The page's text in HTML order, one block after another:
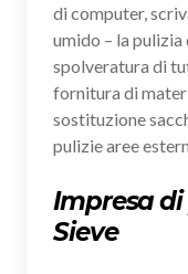
di computer,
umido – la
spolveratura di
fornitura di
sostituzione
pulizie aree
Impresa di
Sieve